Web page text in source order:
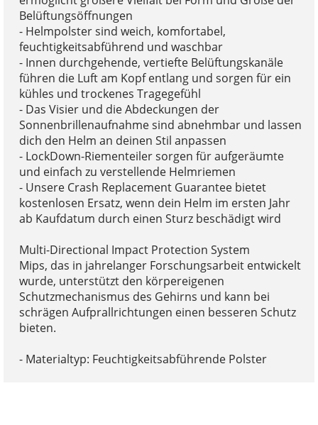
Belüftungsöffnungen
- Helmpolster sind weich, komfortabel,
feuchtigkeitsabführend und waschbar
- Innen durchgehende, vertiefte Belüftungskanäle
führen die Luft am Kopf entlang und sorgen für ein
kühles und trockenes Tragegefühl
- Das Visier und die Abdeckungen der
Sonnenbrillenaufnahme sind abnehmbar und lassen
dich den Helm an deinen Stil anpassen
- LockDown-Riementeiler sorgen für aufgeräumte
und einfach zu verstellende Helmriemen
- Unsere Crash Replacement Guarantee bietet
kostenlosen Ersatz, wenn dein Helm im ersten Jahr
ab Kaufdatum durch einen Sturz beschädigt wird
Multi-Directional Impact Protection System
Mips, das in jahrelanger Forschungsarbeit entwickelt
wurde, unterstützt den körpereigenen
Schutzmechanismus des Gehirns und kann bei
schrägen Aufprallrichtungen einen besseren Schutz
bieten.
- Materialtyp: Feuchtigkeitsabführende Polster